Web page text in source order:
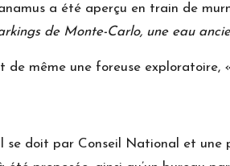
a été aperçu en train de
de Monte-Carlo, une eau
de même une foreuse exploratoire,
doit par Conseil National et une